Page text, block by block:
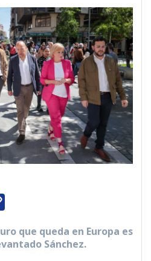
p
que queda en Europa es
Sánchez.